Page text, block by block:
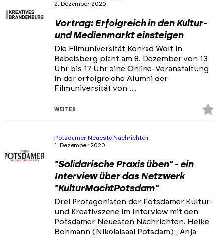
2. Dezember 2020
Vortrag: Erfolgreich in den Kultur-
und Medienmarkt einsteigen
Die Filmuniversität Konrad Wolf in
Babelsberg plant am 8. Dezember von 13
Uhr bis 17 Uhr eine Online-Veranstaltung
in der erfolgreiche Alumni der
Filmuniversität von …
WEITER
Potsdamer Neueste Nachrichten
1. Dezember 2020
"Solidarische Praxis üben" - ein
Interview über das Netzwerk
"KulturMachtPotsdam"
Drei Protagonisten der Potsdamer Kultur-
und Kreativszene im Interview mit den
Potsdamer Neuesten Nachrichten. Heike
Bohmann (Nikolaisaal Potsdam) , Anja